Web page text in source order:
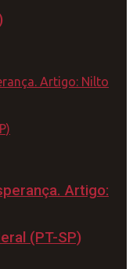
Artigo:
(PT-SP)